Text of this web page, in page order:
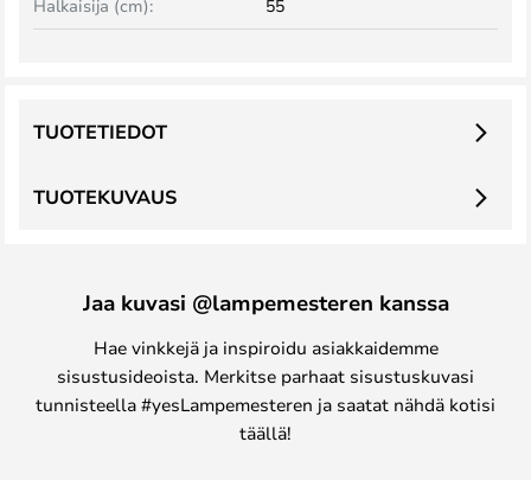
Halkaisija (cm): 55
TUOTEKUVAUS
TUOTETIEDOT
Jaa kuvasi @lampemesteren kanssa
Hae vinkkejä ja inspiroidu asiakkaidemme
sisustusideoista. Merkitse parhaat sisustuskuvasi
tunnisteella #yesLampemesteren ja saatat nähdä kotisi
täällä!